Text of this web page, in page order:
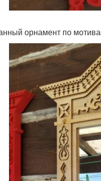
орнамент по